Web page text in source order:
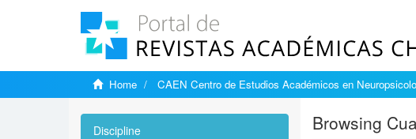
Home CAEN Centro de Estudios Académicos en
Browsing
Discipline